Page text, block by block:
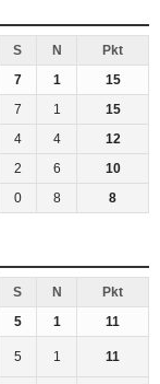
S N
Pkt
7 1
15
7 1
15
4 4
12
2 6
10
0 8 8
S N
Pkt
5 1 11
5 1 11